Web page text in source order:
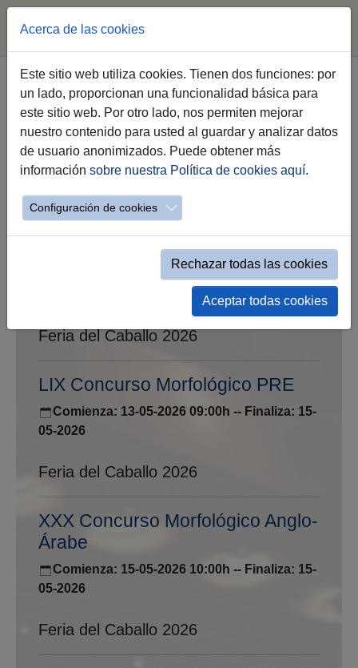
Saltar al contenido principal
Listado de eventos
Caballos Andaluces"
Comienza: 15-05-2026 22:00h -- Finaliza: 15-
Feria del Caballo 2026
LIX Concurso Morfológico PRE
Comienza: 13-05-2026 09:00h -- Finaliza: 15-
05-2026
Feria del Caballo 2026
XXX Concurso Morfológico Anglo-
Árabe
Comienza: 15-05-2026 10:00h -- Finaliza: 15-
05-2026
Feria del Caballo 2026
Acerca de las cookies
Este sitio web utiliza cookies. Tienen dos funciones: por
un lado, proporcionan una funcionalidad básica para
este sitio web. Por otro lado, nos permiten mejorar
nuestro contenido para usted al guardar y analizar datos
de usuario anonimizados. Puede obtener más
información sobre nuestra Política de cookies aquí.
Configuración de cookies
Rechazar todas las cookies
Aceptar todas cookies